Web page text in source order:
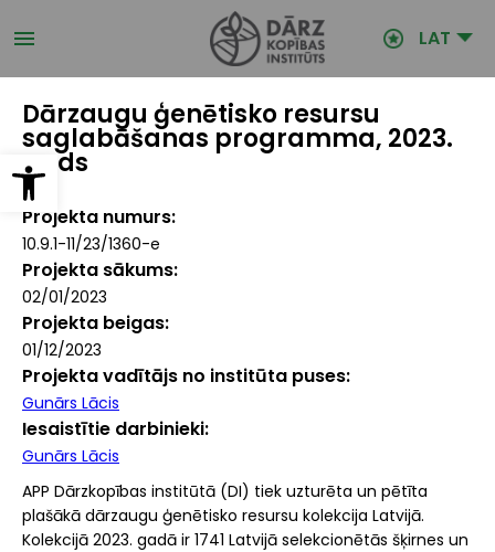
Open toolbar
uz
galveno LAT
Dārzaugu ģenētisko resursu
saglabāšanas programma, 2023.
gads
Projekta numurs
10.9.1-11/23/1360-e
Projekta sākums
02/01/2023
Projekta beigas
01/12/2023
Projekta vadītājs no institūta puses
Gunārs Lācis
Iesaistītie darbinieki
Gunārs Lācis
APP Dārzkopības institūtā (DI) tiek uzturēta un pētīta
plašākā dārzaugu ģenētisko resursu kolekcija Latvijā.
Kolekcijā 2023. gadā ir 1741 Latvijā selekcionētās šķirnes un